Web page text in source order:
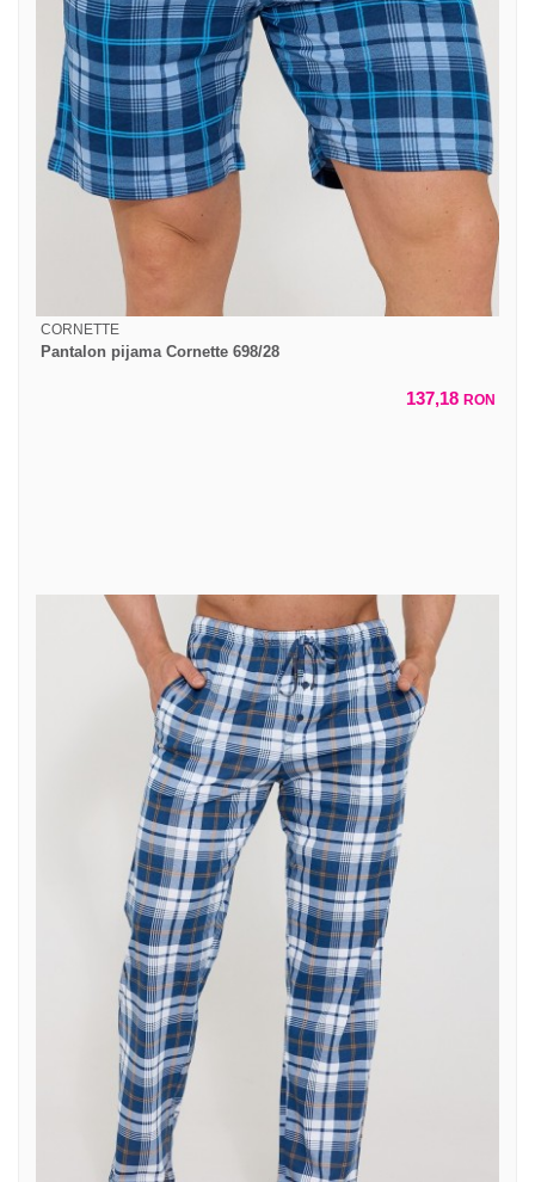
CORNETTE
Pantalon pijama Cornette 698/28
137,18 RON